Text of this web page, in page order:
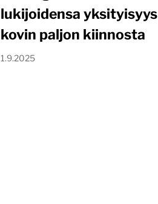
lukijoidensa yksityisyys
kovin paljon kiinnosta
1.9.2025